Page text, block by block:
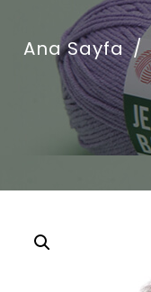
Ana Sayfa /